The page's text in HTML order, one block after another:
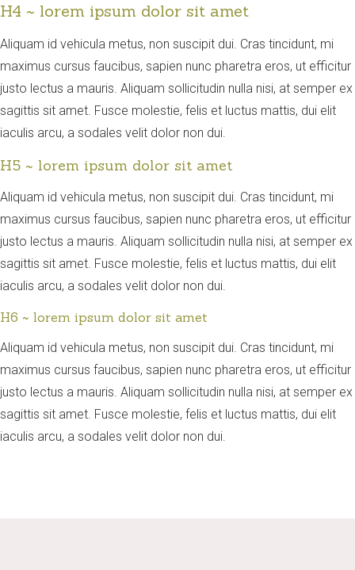
H4 ~ lorem ipsum dolor sit amet
Aliquam id vehicula metus, non suscipit dui. Cras tincidunt, mi
maximus cursus faucibus, sapien nunc pharetra eros, ut efficitur
justo lectus a mauris. Aliquam sollicitudin nulla nisi, at semper ex
sagittis sit amet. Fusce molestie, felis et luctus mattis, dui elit
iaculis arcu, a sodales velit dolor non dui.
H5 ~ lorem ipsum dolor sit amet
Aliquam id vehicula metus, non suscipit dui. Cras tincidunt, mi
maximus cursus faucibus, sapien nunc pharetra eros, ut efficitur
justo lectus a mauris. Aliquam sollicitudin nulla nisi, at semper ex
sagittis sit amet. Fusce molestie, felis et luctus mattis, dui elit
iaculis arcu, a sodales velit dolor non dui.
H6 ~ lorem ipsum dolor sit amet
Aliquam id vehicula metus, non suscipit dui. Cras tincidunt, mi
maximus cursus faucibus, sapien nunc pharetra eros, ut efficitur
justo lectus a mauris. Aliquam sollicitudin nulla nisi, at semper ex
sagittis sit amet. Fusce molestie, felis et luctus mattis, dui elit
iaculis arcu, a sodales velit dolor non dui.